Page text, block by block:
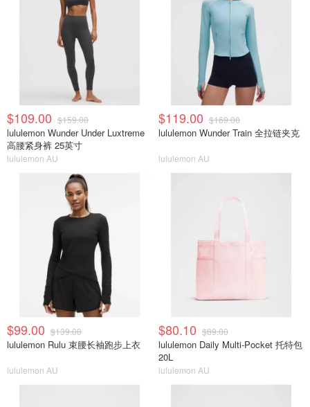
$109.00 $159.00
lululemon Wunder Under Luxtreme
高腰紧身裤 25英寸
lululemon AU
$119.00 $169.00
lululemon Wunder Train 全拉链夹克
lululemon AU
$99.00 $139.00
lululemon Rulu 束腰长袖跑步上衣
lululemon AU
$80.10 $89.00
lululemon Daily Multi-Pocket 托特包
20L
lululemon AU